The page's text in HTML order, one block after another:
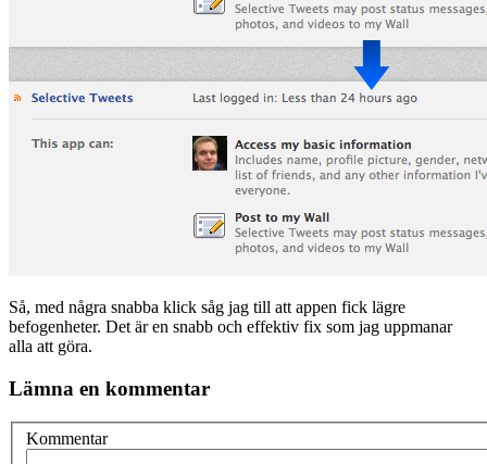
Så, med några snabba klick såg jag till att appen fick lägre
befogenheter. Det är en snabb och effektiv fix som jag uppmanar
alla att göra.
Lämna en kommentar
Kommentar